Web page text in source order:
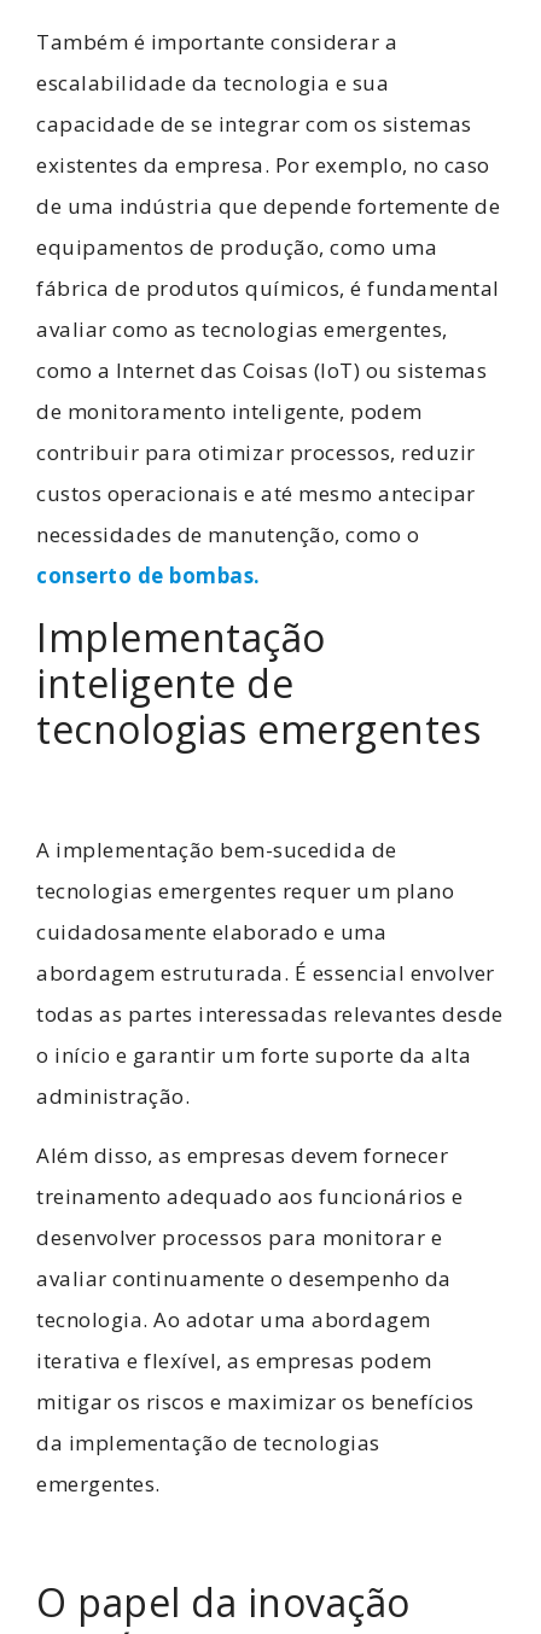
Também é importante considerar a
escalabilidade da tecnologia e sua
capacidade de se integrar com os sistemas
existentes da empresa. Por exemplo, no caso
de uma indústria que depende fortemente de
equipamentos de produção, como uma
fábrica de produtos químicos, é fundamental
avaliar como as tecnologias emergentes,
como a Internet das Coisas (IoT) ou sistemas
de monitoramento inteligente, podem
contribuir para otimizar processos, reduzir
custos operacionais e até mesmo antecipar
necessidades de manutenção, como o
conserto de bombas.
Implementação
inteligente de
tecnologias emergentes
A implementação bem-sucedida de
tecnologias emergentes requer um plano
cuidadosamente elaborado e uma
abordagem estruturada. É essencial envolver
todas as partes interessadas relevantes desde
o início e garantir um forte suporte da alta
administração.
Além disso, as empresas devem fornecer
treinamento adequado aos funcionários e
desenvolver processos para monitorar e
avaliar continuamente o desempenho da
tecnologia. Ao adotar uma abordagem
iterativa e flexível, as empresas podem
mitigar os riscos e maximizar os benefícios
da implementação de tecnologias
emergentes.
O papel da inovação